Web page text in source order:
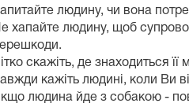
людину, чи вона
хапайте людину, щоб
скажіть, де знаходиться її
кажіть людині, коли Ви
людина йде з собакою -